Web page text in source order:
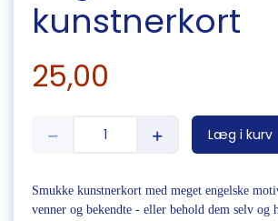
kunstnerkort
25,00
Læg i kurv
Smukke kunstnerkort med meget engelske
venner og bekendte - eller behold dem selv og